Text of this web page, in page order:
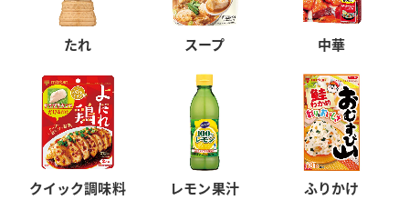
たれ スープ 中華
クイック調味料 レモン果汁 ふりかけ